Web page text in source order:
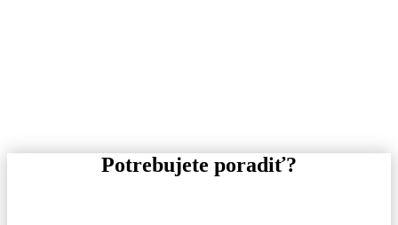
Potrebujete poradiť?